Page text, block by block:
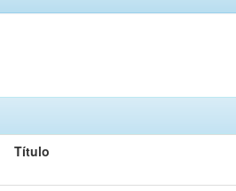
Título